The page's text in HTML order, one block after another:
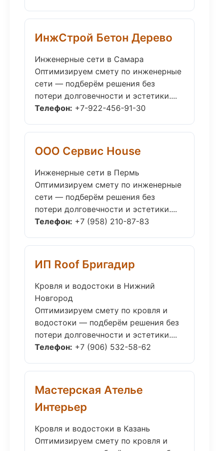
ИнжСтрой Бетон Дерево
Инженерные сети в Самара
Оптимизируем смету по инженерные
сети — подберём решения без
потери долговечности и эстетики....
Телефон: +7-922-456-91-30
ООО Сервис House
Инженерные сети в Пермь
Оптимизируем смету по инженерные
сети — подберём решения без
потери долговечности и эстетики....
Телефон: +7 (958) 210-87-83
ИП Roof Бригадир
Кровля и водостоки в Нижний
Новгород
Оптимизируем смету по кровля и
водостоки — подберём решения без
потери долговечности и эстетики....
Телефон: +7 (906) 532-58-62
Мастерская Ателье
Интерьер
Кровля и водостоки в Казань
Оптимизируем смету по кровля и